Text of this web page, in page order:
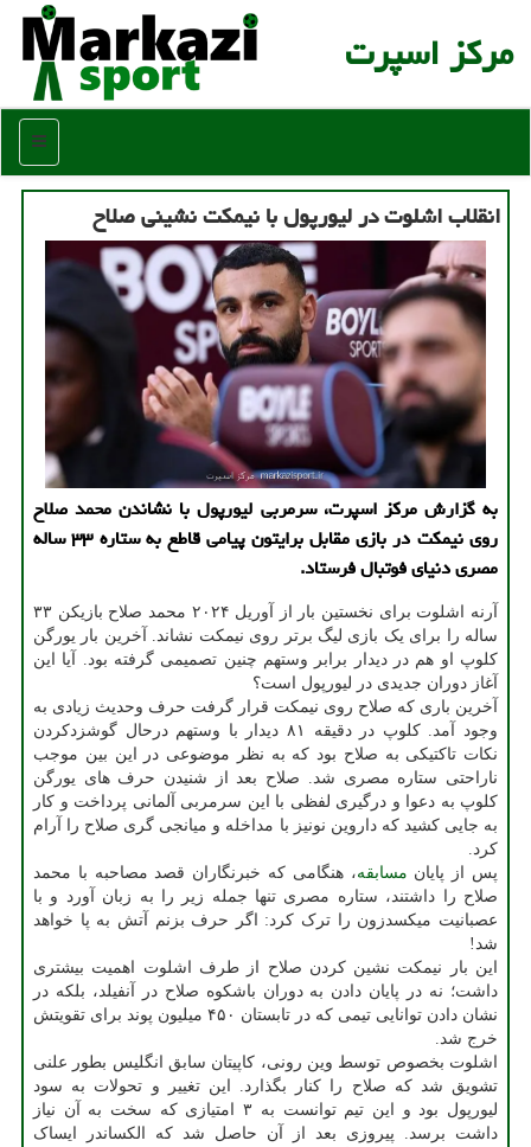
مركز اسپرت
منو
انقلاب اشلوت در لیورپول با نیمکت نشینی صلاح
به گزارش مرکز اسپرت، سرمربی لیورپول با نشاندن محمد صلاح
روی نیمکت در بازی مقابل برایتون پیامی قاطع به ستاره ۳۳ ساله
مصری دنیای فوتبال فرستاد.
آرنه اشلوت برای نخستین بار از آوریل ۲۰۲۴ محمد صلاح بازیکن ۳۳
ساله را برای یک بازی لیگ برتر روی نیمکت نشاند. آخرین بار یورگن
کلوپ او هم در دیدار برابر وستهم چنین تصمیمی گرفته بود. آیا این
آغاز دوران جدیدی در لیورپول است؟
آخرین باری که صلاح روی نیمکت قرار گرفت حرف وحدیث زیادی به
وجود آمد. کلوپ در دقیقه ۸۱ دیدار با وستهم درحال گوشزدکردن
نکات تاکتیکی به صلاح بود که به نظر موضوعی در این بین موجب
ناراحتی ستاره مصری شد. صلاح بعد از شنیدن حرف های یورگن
کلوپ به دعوا و درگیری لفظی با این سرمربی آلمانی پرداخت و کار
به جایی کشید که داروین نونیز با مداخله و میانجی گری صلاح را آرام
کرد.
پس از پایان مسابقه، هنگامی که خبرنگاران قصد مصاحبه با محمد
صلاح را داشتند، ستاره مصری تنها جمله زیر را به زبان آورد و با
عصبانیت میکسدزون را ترک کرد: اگر حرف بزنم آتش به پا خواهد
شد!
این بار نیمکت نشین کردن صلاح از طرف اشلوت اهمیت بیشتری
داشت؛ نه در پایان دادن به دوران باشکوه صلاح در آنفیلد، بلکه در
نشان دادن توانایی تیمی که در تابستان ۴۵۰ میلیون پوند برای تقویتش
خرج شد.
اشلوت بخصوص توسط وین رونی، کاپیتان سابق انگلیس بطور علنی
تشویق شد که صلاح را کنار بگذارد. این تغییر و تحولات به سود
لیورپول بود و این تیم توانست به ۳ امتیازی که سخت به آن نیاز
داشت برسد. پیروزی بعد از آن حاصل شد که الکساندر ایساک